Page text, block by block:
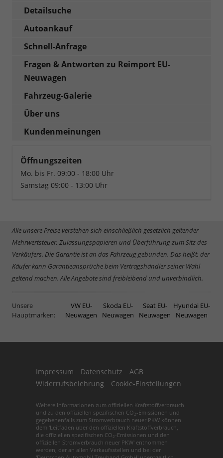
Detailsuche
Autoankauf
Schnell-Anfrage
Fragen & Antworten zu Reimport EU-
Neuwagen
Fahrzeug-Galerie
Über uns
Kundenmeinungen
Öffnungszeiten
Mo. bis Fr. 09:00 - 18:00 Uhr
Samstag 09:00 - 13:00 Uhr
Alle unsere Preise verstehen sich einschließlich gesetzlich geltender
Mehrwertsteuer, Zulassungspapieren und Überführung zum Sitz des
Verkäufers. Die Garantie ist an das Fahrzeug gebunden. Das heißt, der
Käufer kann Garantieansprüche beim Vertragshändler seiner Wahl
geltend machen. Alle Angebote sind freibleibend und unverbindlich.
Unsere
Hauptmarken:
VW EU-
Neuwagen
Skoda EU-
Neuwagen
Seat EU-
Neuwagen
Hyundai EU-
Neuwagen
Impressum Datenschutz
AGB
Widerrufsbelehrung
Cookie-Einstellungen
Weitere Informationen zum offiziellen Kraftstoffverbrauch
und zu den offiziellen spezifischen CO2 -Emissionen und
gegebenenfalls zum Stromverbrauch neuer PKW können
dem 'Leitfaden über den offiziellen Kraftstoffverbrauch,
die offiziellen spezifischen CO2 -Emissionen und den
offiziellen Stromverbrauch neuer PKW' entnommen
werden, der an allen Verkaufsstellen und bei der